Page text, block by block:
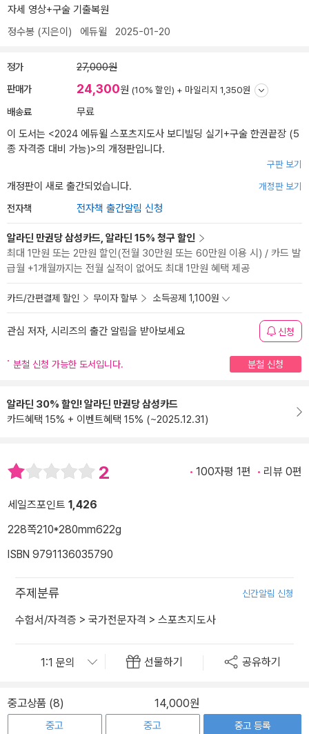
자세 영상+구술 기출복원
정수봉 (지은이) 에듀윌 2025-01-20
정가 27,000원
판매가 24,300원 (10% 할인) + 마일리지 1,350원
배송료
무료
이 도서는 <2024 에듀윌 스포츠지도사 보디빌딩 실기+구술 한권끝장 (5
종 자격증 대비 가능)>의 개정판입니다.
구판 보기
개정판이 새로 출간되었습니다. 개정판 보기
전자책 전자책 출간알림 신청
알라딘 만권당 삼성카드, 알라딘 15% 청구 할인
최대 1만원 또는 2만원 할인(전월 30만원 또는 60만원 이용 시) / 카드 발
급월 +1개월까지는 전월 실적이 없어도 최대 1만원 혜택 제공
카드/간편결제 할인 무이자 할부 소득공제 1,100원
관심 저자, 시리즈의 출간 알림을 받아보세요 신청
분철 신청 가능한 도서입니다. 분철 신청
알라딘 30% 할인! 알라딘 만권당 삼성카드
카드혜택 15% + 이벤트혜택 15% (~2025.12.31)
2 100자평 1편 리뷰 0편
세일즈포인트 1,426
228쪽210*280mm622g
ISBN 9791136035790
주제분류 신간알림 신청
수험서/자격증 > 국가전문자격 > 스포츠지도사
선물하기 공유하기
중고상품 (8) 14,000원
중고
중고
중고 등록